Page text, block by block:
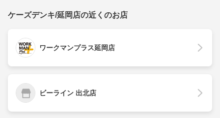
ケーズデンキ/延岡店の近くのお店
ワークマンプラス延岡店
ビーライン 出北店